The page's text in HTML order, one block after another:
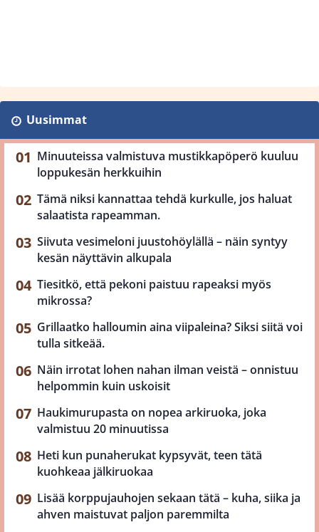
Uusimmat
Minuuteissa valmistuva mustikkapöperö kuuluu
loppukesän herkkuihin
Tämä niksi kannattaa tehdä kurkulle, jos haluat
salaatista rapeamman.
Siivuta vesimeloni juustohöylällä – näin syntyy
kesän näyttävin alkupala
Tiesitkö, että pekoni paistuu rapeaksi myös
mikrossa?
Grillaatko halloumin aina viipaleina? Siksi siitä voi
tulla sitkeää.
Näin irrotat lohen nahan ilman veistä – onnistuu
helpommin kuin uskoisit
Haukimurupasta on nopea arkiruoka, joka
valmistuu 20 minuutissa
Heti kun punaherukat kypsyvät, teen tätä
kuohkeaa jälkiruokaa
Lisää korppujauhojen sekaan tätä – kuha, siika ja
ahven maistuvat paljon paremmilta